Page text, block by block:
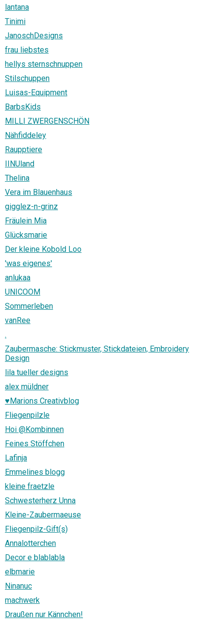
lantana
Tinimi
JanoschDesigns
frau liebstes
hellys sternschnuppen
Stilschuppen
Luisas-Equipment
BarbsKids
MILLI ZWERGENSCHÖN
Nähfiddeley
Raupptiere
IINUland
Thelina
Vera im Blauenhaus
gigglez-n-grinz
Fräulein Mia
Glücksmarie
Der kleine Kobold Loo
'was eigenes'
anlukaa
UNICOOM
Sommerleben
vanRee
.
Zaubermasche: Stickmuster, Stickdateien, Embroidery
Design
lila tueller designs
alex müldner
♥Marions Creativblog
Fliegenpilzle
Hoi @Kombinnen
Feines Stöffchen
Lafinja
Emmelines blogg
kleine fraetzle
Schwesterherz Unna
Kleine-Zaubermaeuse
Fliegenpilz-Gift(s)
Annalotterchen
Decor e blablabla
elbmarie
Ninanuc
machwerk
Draußen nur Kännchen!